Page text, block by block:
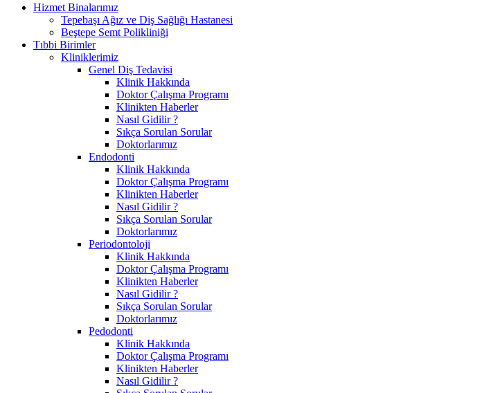
Hizmet Binalarımız
Tepebaşı Ağız ve Diş Sağlığı Hastanesi
Beştepe Semt Polikliniği
Tıbbi Birimler
Kliniklerimiz
Genel Diş Tedavisi
Klinik Hakkında
Doktor Çalışma Programı
Klinikten Haberler
Nasıl Gidilir ?
Sıkça Sorulan Sorular
Doktorlarımız
Endodonti
Klinik Hakkında
Doktor Çalışma Programı
Klinikten Haberler
Nasıl Gidilir ?
Sıkça Sorulan Sorular
Doktorlarımız
Periodontoloji
Klinik Hakkında
Doktor Çalışma Programı
Klinikten Haberler
Nasıl Gidilir ?
Sıkça Sorulan Sorular
Doktorlarımız
Pedodonti
Klinik Hakkında
Doktor Çalışma Programı
Klinikten Haberler
Nasıl Gidilir ?